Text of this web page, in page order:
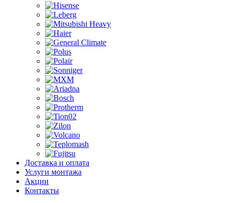
Доставка и оплата
Услуги монтажа
Акции
Контакты